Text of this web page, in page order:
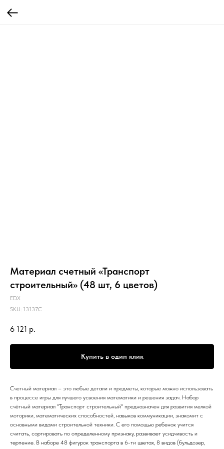
Материал счетный «Транспорт
строительный» (48 шт, 6 цветов)
EDX
SKU: 13137C
6 121 р.
Купить в один клик
Счетный материал – это любые детали и предметы, которые можно использовать
в процессе игры для лучшего усвоения математики и решения задач. Набор
счётный материал "Транспорт строительный" предназначен для развития мелкой
моторики, математических способностей, навыков коммуникации, знакомит с
основными видами строительной техники. С его помощью ребенок учится
считать, сортировать по определенному признаку, развивает усидчивость и
терпение. В наборе 48 фигурок транспорта в 6-ти цветах, 8 видов (бульдозер,